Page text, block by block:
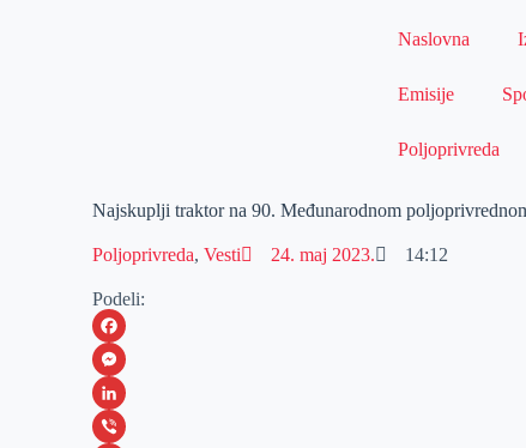
Naslovna
Emisije
Poljoprivreda
Najskuplji traktor na 90. Međunarodnom
Poljoprivreda,Vesti 24. maj 2023. 14:12
Podeli:
F
a
c
M
eL